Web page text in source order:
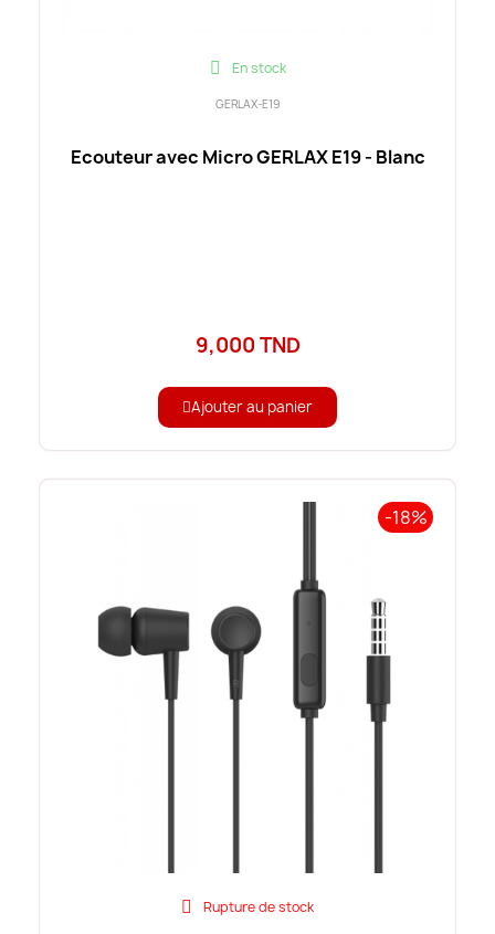
En stock
GERLAX-E19
Ecouteur avec Micro GERLAX E19 - Blanc
9,000 TND
Ajouter au panier
-18%
Rupture de stock